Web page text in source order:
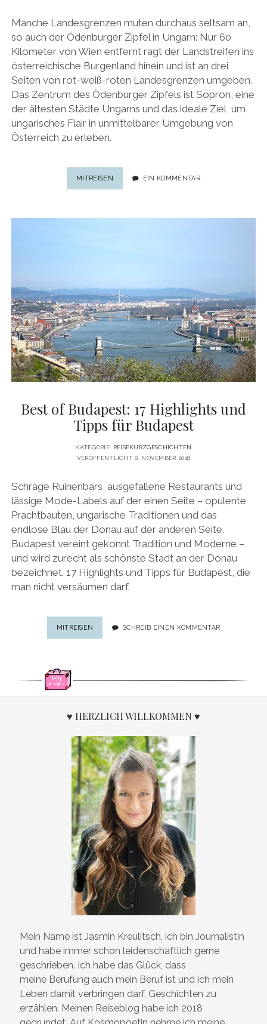
Manche Landesgrenzen muten durchaus seltsam an,
so auch der Ödenburger Zipfel in Ungarn: Nur 60
Kilometer von Wien entfernt ragt der Landstreifen ins
österreichische Burgenland hinein und ist an drei
Seiten von rot-weiß-roten Landesgrenzen umgeben.
Das Zentrum des Ödenburger Zipfels ist Sopron, eine
der ältesten Städte Ungarns und das ideale Ziel, um
ungarisches Flair in unmittelbarer Umgebung von
Österreich zu erleben.
MITREISEN GRENZSTADT
UNGARN
EIN KOMMENTAR
Best of Budapest: 17 Highlights und
Tipps für Budapest
KATEGORIE: REISEKURZGESCHICHTEN
VERÖFFENTLICHT 8. NOVEMBER 2018
Schräge Ruinenbars, ausgefallene Restaurants und
lässige Mode-Labels auf der einen Seite – opulente
Prachtbauten, ungarische Traditionen und das
endlose Blau der Donau auf der anderen Seite.
Budapest vereint gekonnt Tradition und Moderne –
und wird zurecht als schönste Stadt an der Donau
bezeichnet. 17 Highlights und Tipps für Budapest, die
man nicht versäumen darf.
MITREISEN
OF
UND
BUDAPEST
SCHREIB EINEN KOMMENTAR
♥ HERZLICH WILLKOMMEN ♥
Mein Name ist Jasmin Kreulitsch, ich bin Journalistin
und habe immer schon leidenschaftlich gerne
geschrieben. Ich habe das Glück, dass
meine Berufung auch mein Beruf ist und ich mein
Leben damit verbringen darf, Geschichten zu
erzählen. Meinen Reiseblog habe ich 2018